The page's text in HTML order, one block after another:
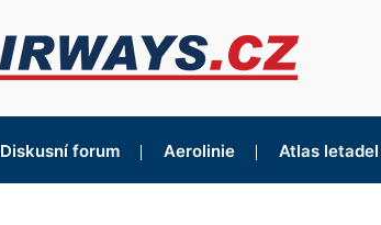
Diskusní forum Aerolinie Atlas letadel